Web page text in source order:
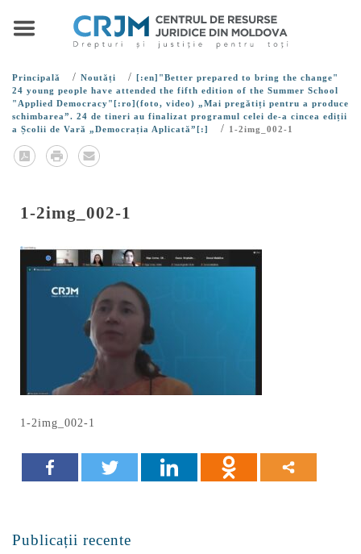
Principală / Noutăți / [:en]"Better prepared to bring the change"
24 young people have attended the fifth edition of the Summer School
"Applied Democracy"[:ro](foto, video) „Mai pregătiți pentru a produce
schimbarea”. 24 de tineri au finalizat programul celei de-a cincea ediții
a Școlii de Vară „Democrația Aplicată”[:]
/ 1-2img_002-1
1-2img_002-1
1-2img_002-1
Publicații recente